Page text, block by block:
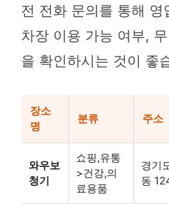
전 전화 문의를 통해
차장 이용 가능 여부,
을 확인하시는 것이 좋
장소
명
분류 주소
와우보
청기
쇼핑,유통
>건강,의
료용품
경기
동